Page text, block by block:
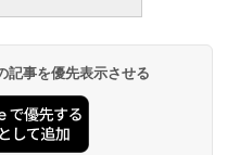
記事を優先表示させる